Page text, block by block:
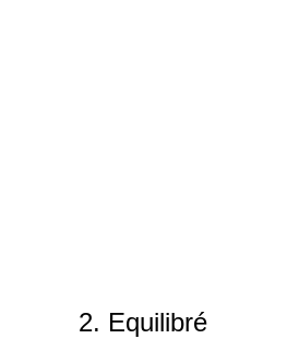
2. Equilibré